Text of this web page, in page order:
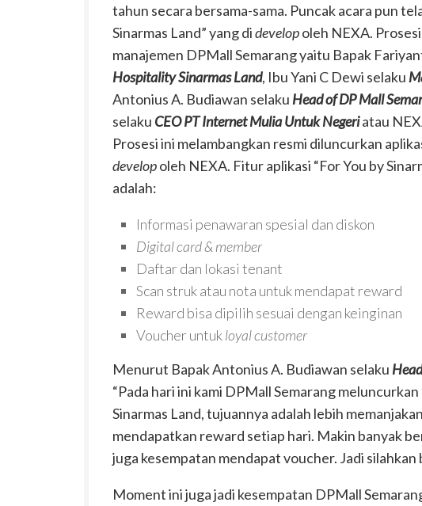
tahun secara bersama-sama. Puncak acara pun
Sinarmas Land” yang didevelopoleh NEXA. Prosesi
manajemen DPMall Semarang yaitu Bapak
Hospitality Sinarmas Land, Ibu Yani C Dewi selaku
Antonius A. Budiawan selaku Head of DP Mall
selaku CEO PT Internet Mulia Untuk Negeriatau
Prosesi ini melambangkan resmi diluncurkan
developoleh NEXA. Fitur aplikasi “For You by
adalah:
Informasi penawaran spesial dan diskon
Digital card & member
Daftar dan lokasi tenant
Scan struk atau nota untuk mendapat reward
Reward bisa dipilih sesuai dengan keinginan
Voucher untukloyal customer
Menurut Bapak Antonius A. Budiawan selaku
“Pada hari ini kami DPMall Semarang meluncurkan
Sinarmas Land, tujuannya adalah lebih
mendapatkan reward setiap hari. Makin banyak
juga kesempatan mendapat voucher. Jadi silahkan
Moment ini juga jadi kesempatan DPMall